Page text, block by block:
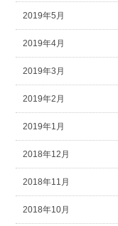
2019年5月
2019年4月
2019年3月
2019年2月
2019年1月
2018年12月
2018年11月
2018年10月